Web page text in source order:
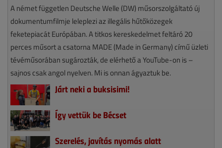
A német független Deutsche Welle (DW) műsorszolgáltató új
dokumentumfilmje leleplezi az illegális hűtőközegek
feketepiacát Európában. A titkos kereskedelmet feltáró 20
perces műsort a csatorna MADE (Made in Germany) című üzleti
tévéműsorában sugározták, de elérhető a YouTube-on is –
sajnos csak angol nyelven. Mi is onnan ágyaztuk be.
Járt neki a buksisimi!
Így vettük be Bécset
Szerelés, javítás nyomás alatt